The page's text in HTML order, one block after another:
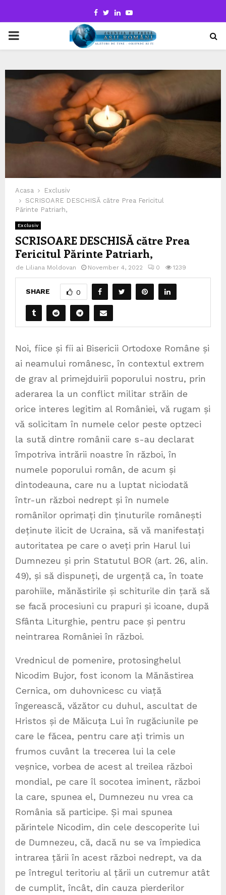
Facebook
TwitterLinkedinYoutube
PRIMARY
Acasa
Exclusiv
SCRISOARE DESCHISĂ către Prea Fericitul
Părinte Patriarh,
Exclusiv
SCRISOARE DESCHISĂ către Prea
Fericitul Părinte Patriarh,
de Liliana Moldovan November 4, 2022 0 1239
SHARE 0
Noi, fiice și fii ai Bisericii Ortodoxe Române și
ai neamului românesc, în contextul extrem
de grav al primejduirii poporului nostru, prin
aderarea la un conflict militar străin de
orice interes legitim al României, vă rugam și
vă solicitam în numele celor peste optzeci
la sută dintre românii care s-au declarat
împotriva intrării noastre în război, în
numele poporului român, de acum și
dintodeauna, care nu a luptat niciodată
într-un război nedrept și în numele
românilor oprimați din ținuturile românești
deținute ilicit de Ucraina, să vă manifestați
autoritatea pe care o aveți prin Harul lui
Dumnezeu și prin Statutul BOR (art. 26, alin.
49), și să dispuneți, de urgență ca, în toate
parohiile, mănăstirile și schiturile din țară să
se facă procesiuni cu prapuri și icoane, după
Sfânta Liturghie, pentru pace și pentru
neintrarea României în război.
Vrednicul de pomenire, protosinghelul
Nicodim Bujor, fost iconom la Mănăstirea
Cernica, om duhovnicesc cu viață
îngerească, văzător cu duhul, ascultat de
Hristos și de Măicuța Lui în rugăciunile pe
care le făcea, pentru care ați trimis un
frumos cuvânt la trecerea lui la cele
veșnice, vorbea de acest al treilea război
mondial, pe care îl socotea iminent, război
la care, spunea el, Dumnezeu nu vrea ca
România să participe. Și mai spunea
părintele Nicodim, din cele descoperite lui
de Dumnezeu, că, dacă nu se va împiedica
intrarea țării în acest război nedrept, va da
pe întregul teritoriu al țării un cutremur atât
de cumplit, încât, din cauza pierderilor